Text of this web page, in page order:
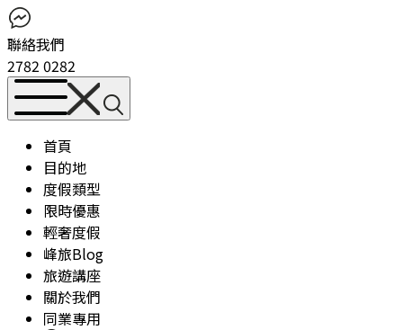
聯絡我們
2782 0282
首頁
目的地
度假類型
限時優惠
輕奢度假
峰旅Blog
旅遊講座
關於我們
同業專用